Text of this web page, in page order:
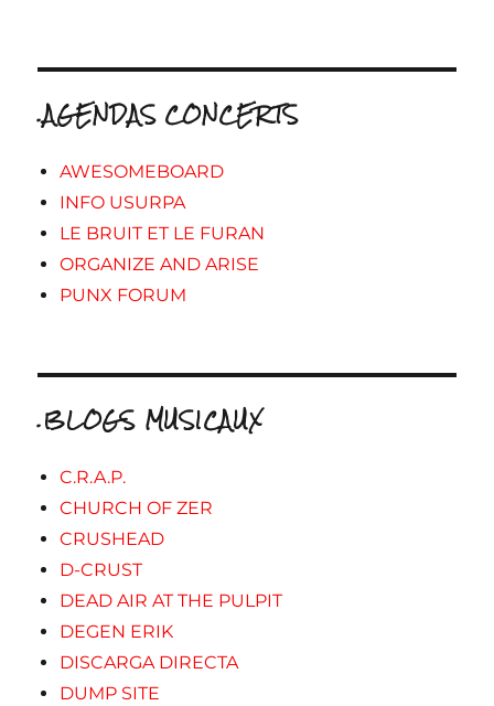
.AGENDAS CONCERTS
AWESOMEBOARD
INFO USURPA
LE BRUIT ET LE FURAN
ORGANIZE AND ARISE
PUNX FORUM
.BLOGS MUSICAUX
C.R.A.P.
CHURCH OF ZER
CRUSHEAD
D-CRUST
DEAD AIR AT THE PULPIT
DEGEN ERIK
DISCARGA DIRECTA
DUMP SITE